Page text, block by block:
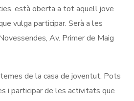
està oberta a tot aquell jove
vulga participar. Serà a les
Av. Primer de Maig
de la casa de joventut. Pots
i participar de les activitats que